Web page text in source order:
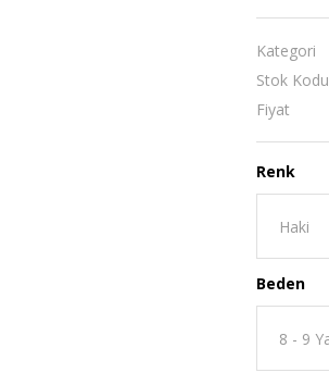
Kategori
Stok Kodu
Fiyat
Renk
Beden